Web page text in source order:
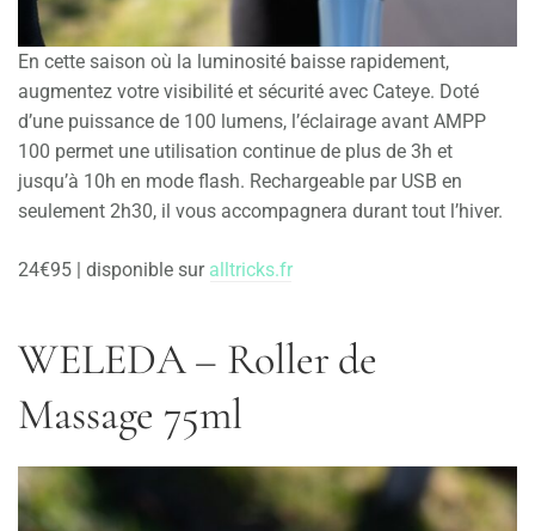
En cette saison où la luminosité baisse rapidement,
augmentez votre visibilité et sécurité avec Cateye. Doté
d’une puissance de 100 lumens, l’éclairage avant AMPP
100 permet une utilisation continue de plus de 3h et
jusqu’à 10h en mode flash. Rechargeable par USB en
seulement 2h30, il vous accompagnera durant tout l’hiver.
24€95 | disponible sur alltricks.fr
WELEDA– Roller de
Massage 75ml